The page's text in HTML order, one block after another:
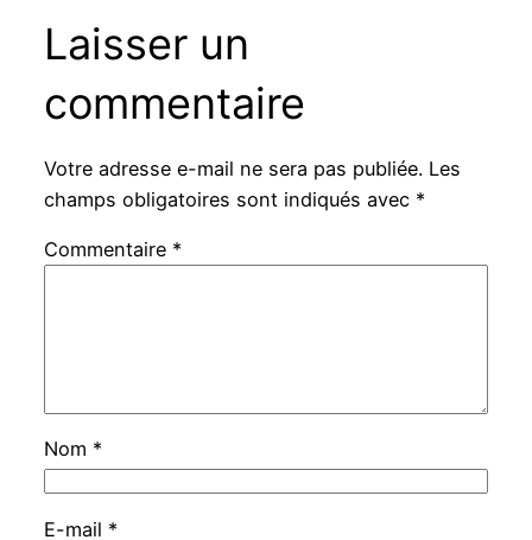
Laisser un
commentaire
Votre adresse e-mail ne sera pas publiée. Les
champs obligatoires sont indiqués avec *
Commentaire *
Nom *
E-mail *